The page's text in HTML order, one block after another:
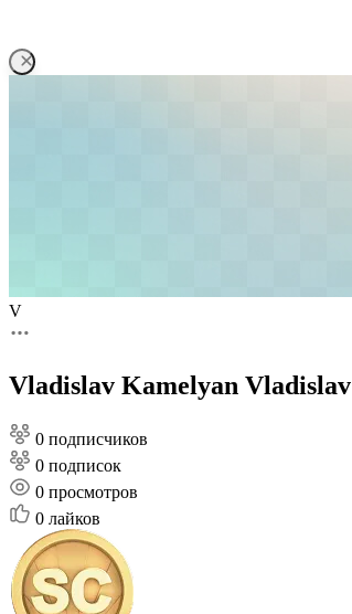
V
Vladislav Kamelyan Vladislav
0 подписчиков
0 подписок
0 просмотров
0 лайков